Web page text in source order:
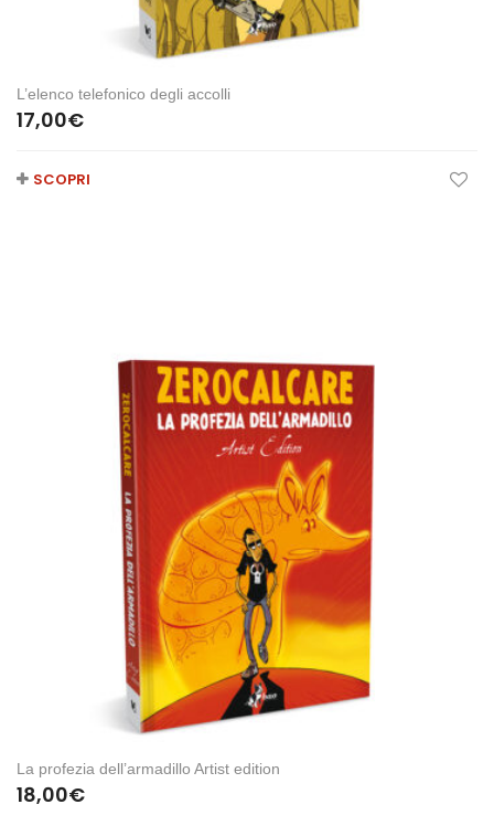
L’elenco telefonico degli accolli
17,00€
SCOPRI
La profezia dell’armadillo Artist edition
18,00€